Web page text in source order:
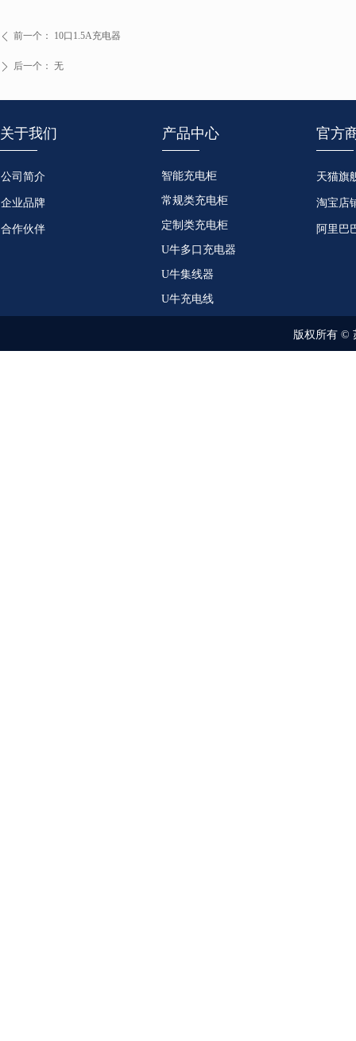
ꄴ 前一个： 10口1.5A充电器
ꄲ 后一个： 无
关于我们
公司简介
企业品牌
合作伙伴
产品中心
智能充电柜
常规类充电柜
定制类充电柜
U牛多口充电器
U牛集线器
U牛充电线
版权所有 ©
官方
天猫旗
淘宝店
阿里巴